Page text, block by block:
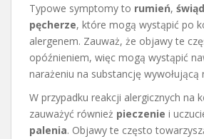
Typowe symptomy to rumień, świąd
pęcherze, które mogą wystąpić po
alergenem. Zauważ, że objawy te
opóźnieniem, więc mogą wystąpić
narażeniu na substancję wywołującą
W przypadku reakcji alergicznych na
zauważyć również pieczenie i
palenia. Objawy te często